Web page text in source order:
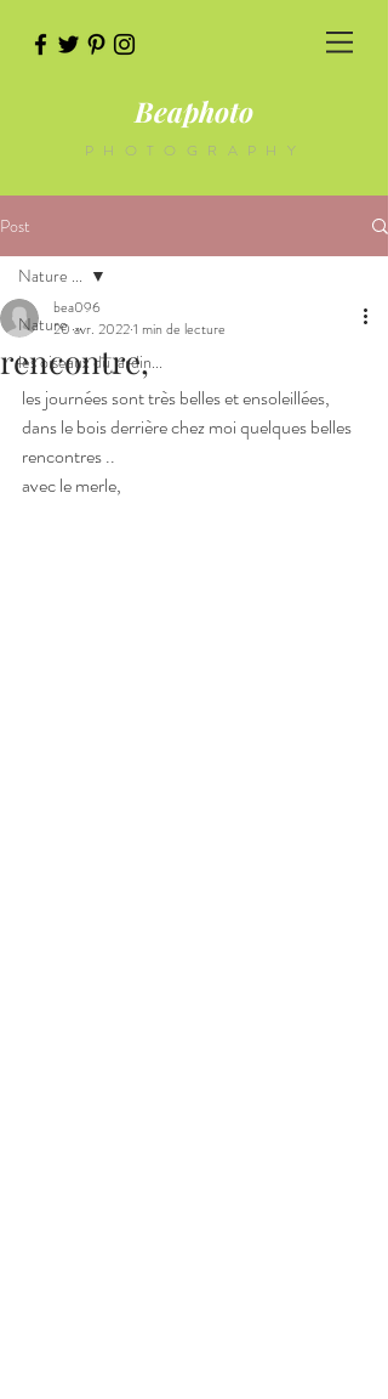
Beaphoto
PHOTOGRAPHY
Post
Nature ...
les oiseaux du jardin...
Nature ...
rencontre,
bea096
20 avr. 20221 min de lecture
les journées sont très belles et ensoleillées,
dans le bois derrière chez moi quelques belles
rencontres ..
avec le merle,